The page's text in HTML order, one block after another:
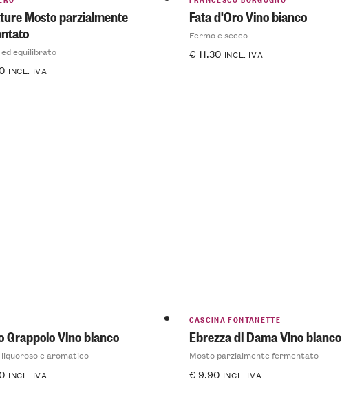
Mosto parzialmente
equilibrato
INCL. IVA
Fata d'Oro Vino bianco
Fermo e secco
€11.30 INCL. IVA
Grappolo Vino bianco
e aromatico
INCL. IVA
CASCINA FONTANETTE
Ebrezza di Dama Vino bianco
Mosto parzialmente fermentato
€9.90 INCL. IVA